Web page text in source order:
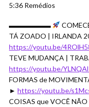
5:36 Remédios
▬▬▬▬▬▬
TÁ ZOADO | IRLANDA
https://youtu.be/
TEVE MUDANÇA |
https://youtu.be/
FORMAS de
► https://youtu.be/
COISAS que VOCÊ